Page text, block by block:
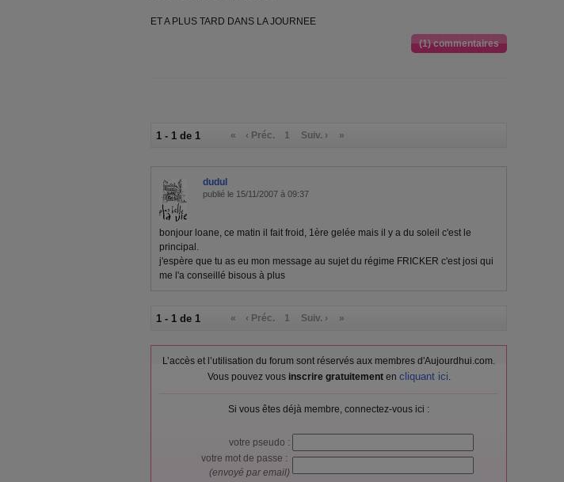
ET A PLUS TARD DANS LA JOURNEE
(1) commentaires
1 - 1 de 1 « ‹ Préc. 1 Suiv. › »
dudul
publié le 15/11/2007 à 09:37
bonjour loane, ce matin il fait froid, 1ère gelée mais il y a du soleil c'est le
principal.
j'espère que tu as eu mon message au sujet du régime FRICKER c'est josi qui
me l'a conseillé bisous à plus
1 - 1 de 1 « ‹ Préc. 1 Suiv. › »
L’accès et l’utilisation du forum sont réservés aux membres d'Aujourdhui.com.
Vous pouvez vous inscrire gratuitementen cliquant ici.
Si vous êtes déjà membre, connectez-vous ici :
votre pseudo :
votre mot de passe :
(envoyé par email)